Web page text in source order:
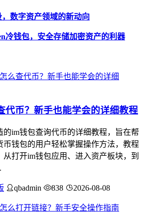
数字资产领域的新动向
冷钱包，安全存储加密资产的利器
代币？新手也能学会的详细教程
的im钱包查询代币的详细教程，旨在帮
币钱包的用户轻松掌握操作方法，教程
从打开im钱包应用、进入资产板块，到
qbadmin 838 2026-08-08